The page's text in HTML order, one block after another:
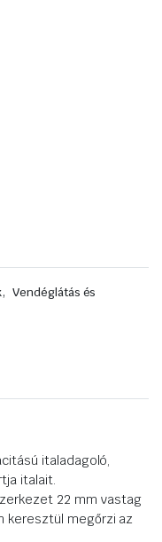
, Vendéglátás és
italadagoló,
italait.
22 mm vastag
keresztül megőrzi az